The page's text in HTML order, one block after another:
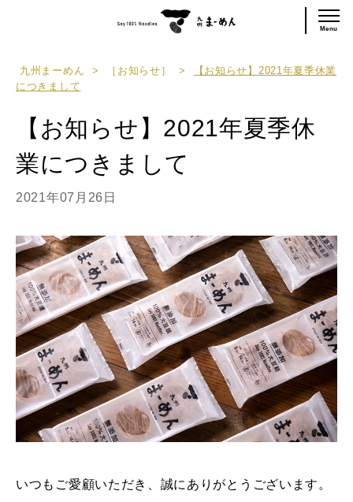
Menu
九州まーめん > ［お知らせ］ >
【お知らせ】2021年夏季休業
につきまして
【お知らせ】2021年夏季休
業につきまして
2021年07月26日
いつもご愛顧いただき、誠にありがとうございます。